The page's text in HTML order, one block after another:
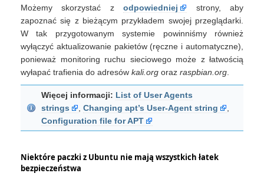
Możemy skorzystać zodpowiedniej
strony, aby
zapoznać się z bieżącym przykładem swojej przeglądarki.
W tak przygotowanym systemie powinniśmy również
wyłączyć aktualizowanie pakietów (ręczne i automatyczne),
ponieważ monitoring ruchu sieciowego może z łatwością
wyłapać trafienia do adresów kali.org oraz raspbian.org
Więcej informacji: List of User Agents
strings
Changing apt’s User-Agent string
Configuration file for APT
Niektóre paczki z Ubuntu nie mają wszystkich łatek
bezpieczeństwa